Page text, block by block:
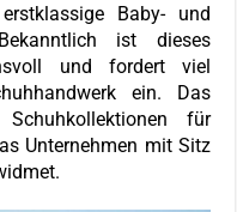
Baby- und
ist dieses
und fordert viel
ein. Das
für
Unternehmen mit Sitz